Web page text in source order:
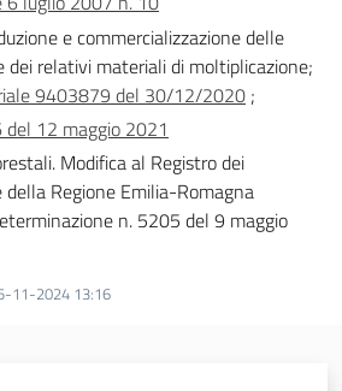
e commercializzazione delle
dei relativi materiali di moltiplicazione;
9403879 del 30/12/2020 ;
12 maggio 2021
Modifica al Registro dei
della Regione Emilia-Romagna
n. 5205 del 9 maggio
11-2024 13:16